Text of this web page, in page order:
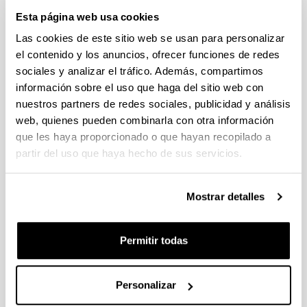
Esta página web usa cookies
Las cookies de este sitio web se usan para personalizar
el contenido y los anuncios, ofrecer funciones de redes
sociales y analizar el tráfico. Además, compartimos
información sobre el uso que haga del sitio web con
nuestros partners de redes sociales, publicidad y análisis
web, quienes pueden combinarla con otra información
que les haya proporcionado o que hayan recopilado a
partir del uso que haya hecho de sus servicios.
Mostrar detalles
Permitir todas
Personalizar
Hizkuntzalaritza eta Euskal Ikasketak Saila (HEIS) 2003.
urtean sortu zen oraingo egiturarekin. Bi jakintza-arlo
ditu barruan: Euskal Filologia eta Hizkuntzalaritza
Orokorra. Bere egoitza UPV/EHUko Letren Fakultatean
dago.
Publicador de contenidos
Ni neutral ni accesible: cómo la digitalización
amplifica las desigualdades sociales
El Pabellón Universitario del Campus de Álava
Genealogia feministen continuuma